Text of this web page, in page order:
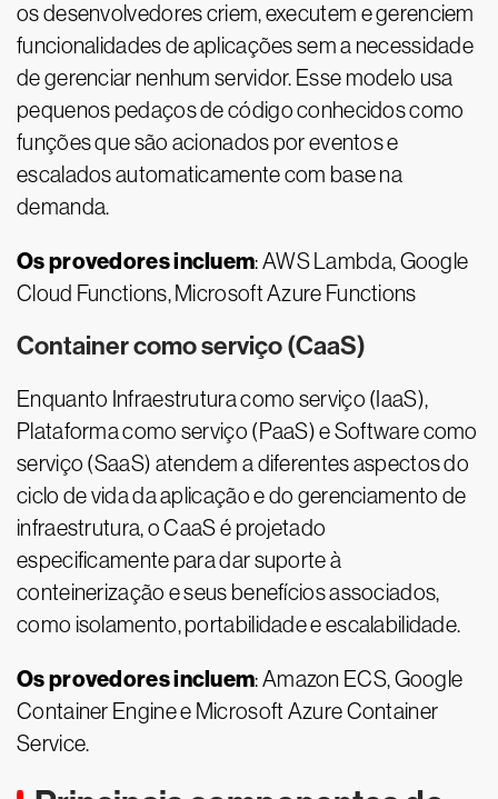
os desenvolvedores criem, executem e gerenciem
funcionalidades de aplicações sem a necessidade
de gerenciar nenhum servidor. Esse modelo usa
pequenos pedaços de código conhecidos como
funções que são acionados por eventos e
escalados automaticamente com base na
demanda.
Os provedores incluem: AWS Lambda, Google
Cloud Functions, Microsoft Azure Functions
Container como serviço (CaaS)
Enquanto Infraestrutura como serviço (IaaS),
Plataforma como serviço (PaaS) e Software como
serviço (SaaS) atendem a diferentes aspectos do
ciclo de vida da aplicação e do gerenciamento de
infraestrutura, o CaaS é projetado
especificamente para dar suporte à
conteinerização e seus benefícios associados,
como isolamento, portabilidade e escalabilidade.
Os provedores incluem: Amazon ECS, Google
Container Engine e Microsoft Azure Container
Service.